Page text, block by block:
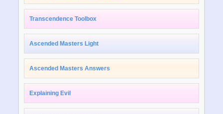
Transcendence Toolbox
Ascended Masters Light
Ascended Masters Answers
Explaining Evil